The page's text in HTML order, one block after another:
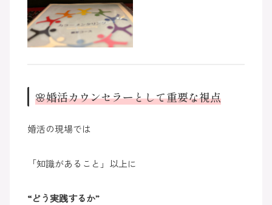
🌸婚活カウンセラーとして重要な視点
婚活の現場では
「知識があること」以上に
“どう実践するか”